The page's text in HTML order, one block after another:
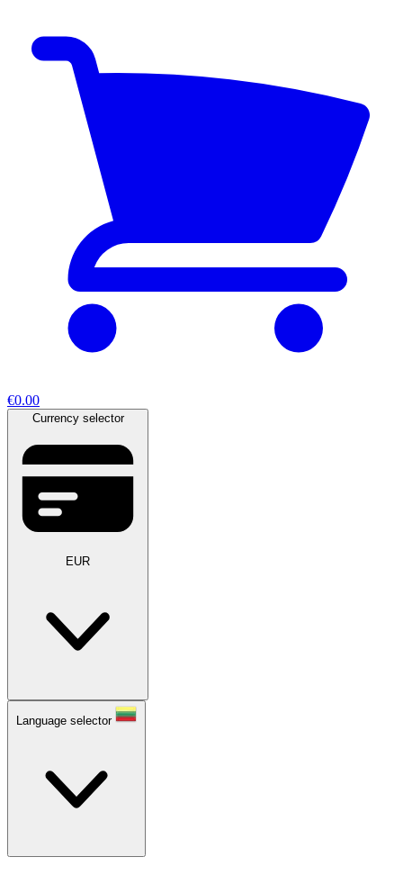
€0.00
Currency selector
EUR
Language selector